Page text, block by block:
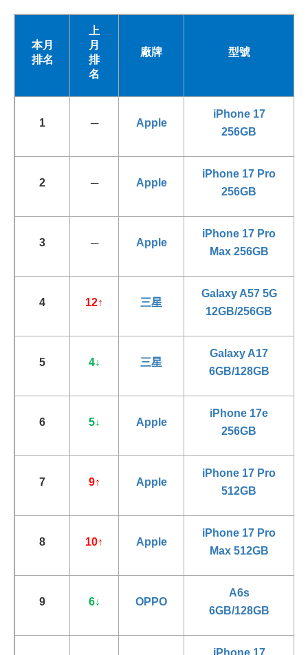
本月
排名
上
月
排
名
廠牌 型號
1 ─ Apple
iPhone 17
256GB
2 ─ Apple
iPhone 17 Pro
256GB
3 ─ Apple
iPhone 17 Pro
Max 256GB
4 12↑ 三星
Galaxy A57 5G
12GB/256GB
5 4↓ 三星
Galaxy A17
6GB/128GB
6 5↓ Apple
iPhone 17e
256GB
7 9↑ Apple
iPhone 17 Pro
512GB
8 10↑ Apple
iPhone 17 Pro
Max 512GB
9 6↓ OPPO
A6s
6GB/128GB
iPhone 17